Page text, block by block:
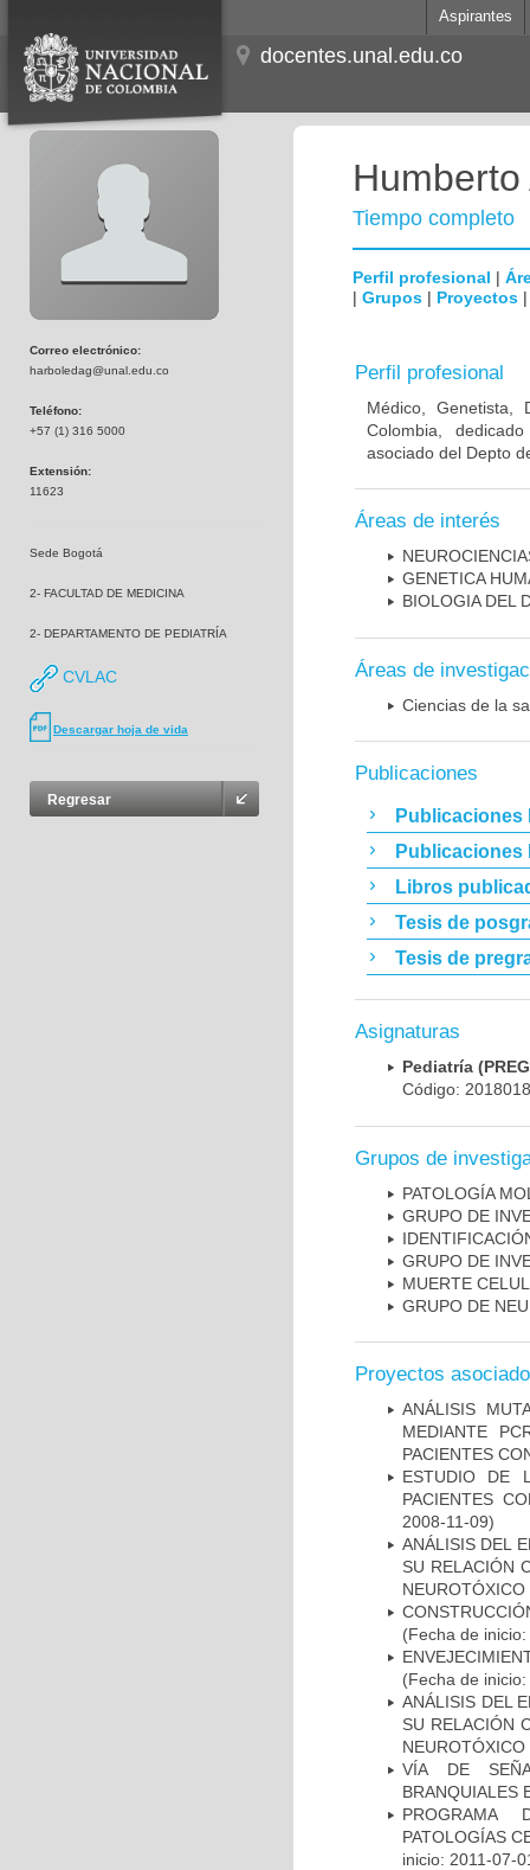
Aspirantes
docentes.unal.edu.co
Correo electrónico:
harboledag@unal.edu.co
Teléfono:
+57 (1) 316 5000
Extensión:
11623
Sede Bogotá
2- FACULTAD DE MEDICINA
2- DEPARTAMENTO DE PEDIATRÍA
CVLAC
Descargar hoja de vida
Regresar
Tiempo completo
Perfil profesional |
| Grupos | Proyectos
Perfil profesional
Médico, Genetista,
Colombia,
asociado del Depto
Áreas de interés
GENETICA
BIOLOGIA DEL
Áreas de
Ciencias de la
Publicaciones
Publicaciones
Publicaciones
Libros
Tesis de
Tesis de
Asignaturas
Pediatría
Código:
Grupos de
PATOLOGÍA
GRUPO DE
GRUPO DE
MUERTE
GRUPO DE
Proyectos
ANÁLISIS
MEDIANTE
PACIENTES
ESTUDIO DE
PACIENTES
2008-11-09)
ANÁLISIS DEL
SU RELACIÓN
NEUROTÓXICO
(Fecha de
(Fecha de
ANÁLISIS DEL
SU RELACIÓN
NEUROTÓXICO
VÍA DE
BRANQUIALES
PROGRAMA
PATOLOGÍAS
inicio: 2011-07-